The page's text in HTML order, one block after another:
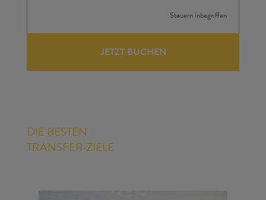
Steuern inbegriffen
JETZT BUCHEN
DIE BESTEN
TRANSFER-ZIELE